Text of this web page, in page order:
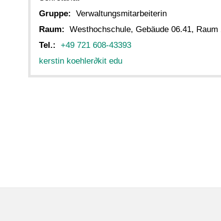
Gruppe:
Verwaltungsmitarbeiterin
Raum:
Westhochschule, Gebäude 06.41, Raum
Tel.:
+49 721 608-43393
kerstin koehler∂kit edu